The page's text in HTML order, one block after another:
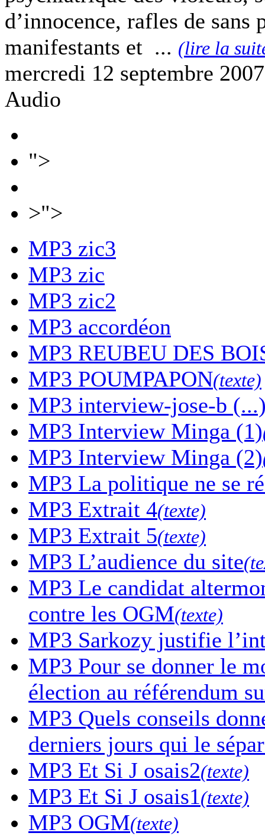
d’innocence, rafles de sans
manifestants et ... (lire la
mercredi 12 septembre
Audio
">
>">
MP3 zic3
MP3 zic
MP3 zic2
MP3 accordéon
MP3 REUBEU DES
MP3 POUMPAPON(texte)
MP3 interview-jose-b
MP3 Interview Minga (1)
MP3 Interview Minga (2)
MP3 La politique ne se
MP3 Extrait 4(texte)
MP3 Extrait 5(texte)
MP3 L’audience du site
MP3 Le candidat
contre les OGM(texte)
MP3 Sarkozy justifie
MP3 Pour se donner le
élection au référendum
MP3 Quels conseils
derniers jours qui le
MP3 Et Si J osais2(texte)
MP3 Et Si J osais1(texte)
MP3 OGM(texte)